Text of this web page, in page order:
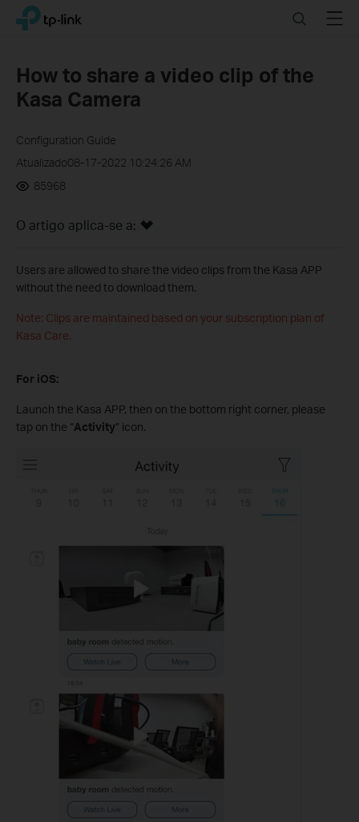
Click
navigation
TP-Link, Reliably Smart SearchMenu
How to share a video clip of the
Kasa Camera
Configuration Guide
Atualizado08-17-2022 10:24:26 AM
85968
O artigo aplica-se a:
Users are allowed to share the video clips from the Kasa APP
without the need to download them.
Note: Clips are maintained based on your subscription plan of
Kasa Care.
For iOS:
Launch the Kasa APP, then on the bottom right corner, please
tap on the “Activity” icon.